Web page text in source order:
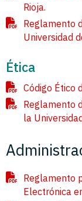
Rioja.
Reglamento
Universidad
Ética
Código Ético
Reglamento
la
Reglamento
Electrónica